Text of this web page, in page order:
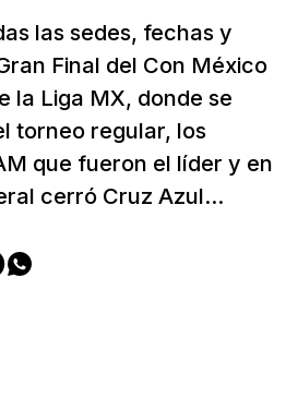
las sedes, fechas y
Final del Con México
la Liga MX, donde se
torneo regular, los
que fueron el líder y en
cerró Cruz Azul...